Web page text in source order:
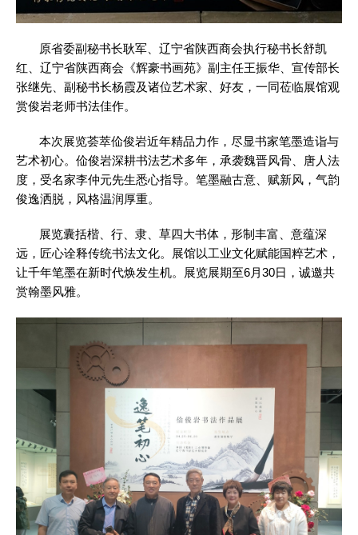
原省委副秘书长耿军、辽宁省陕西商会执行秘书长舒凯
红、辽宁省陕西商会《辉豪书画苑》副主任王振华、宣传部长
张继先、副秘书长杨霞及诸位艺术家、好友，一同莅临展馆观
赏俊岩老师书法佳作。
本次展览荟萃佡俊岩近年精品力作，尽显书家笔墨造诣与
艺术初心。佡俊岩深耕书法艺术多年，承袭魏晋风骨、唐人法
度，受名家李仲元先生悉心指导。笔墨融古意、赋新风，气韵
俊逸洒脱，风格温润厚重。
展览囊括楷、行、隶、草四大书体，形制丰富、意蕴深
远，匠心诠释传统书法文化。展馆以工业文化赋能国粹艺术，
让千年笔墨在新时代焕发生机。展览展期至6月30日，诚邀共
赏翰墨风雅。